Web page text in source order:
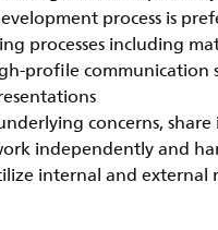
process is
processes including
profile communication
concerns,
independently and
internal and external